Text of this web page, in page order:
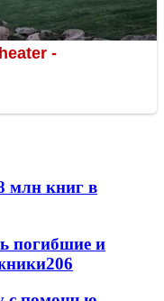
млн книг в
погибшие и
206